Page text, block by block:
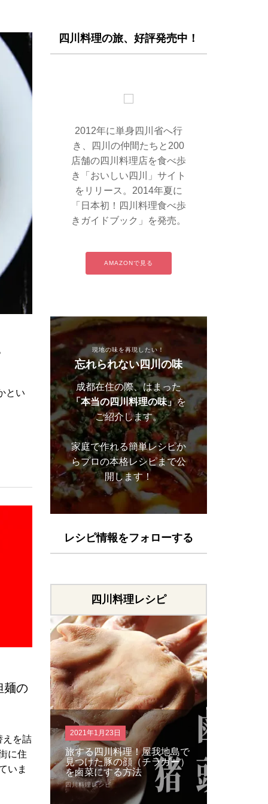
とい
麺の
えを詰
に住
いま
四川料理の旅、好評発売中！
2012年に単身四川省へ行
き、四川の仲間たちと200
店舗の四川料理店を食べ歩
き「おいしい四川」サイト
をリリース。2014年夏に
「日本初！四川料理食べ歩
きガイドブック」を発売。
AMAZONで見る
現地の味を再現したい！
忘れられない四川の味
成都在住の際、はまった
「本当の四川料理の味」を
ご紹介します。
家庭で作れる簡単レシピか
らプロの本格レシピまで公
開します！
レシピ情報をフォローする
四川料理レシピ
島で
ー）
2020年10月29日
仕上げは金の太陽花椒！四川
のお母さんが教える家庭で作
れる本場の麻婆豆腐の作り方
四川料理レシピ